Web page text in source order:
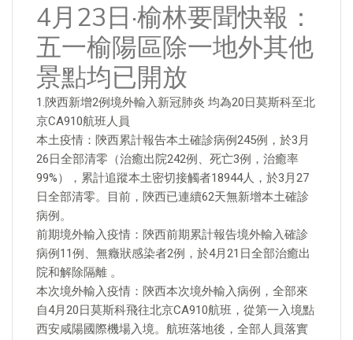
4月23日·榆林要聞快報：
五一榆陽區除一地外其他
景點均已開放
1.陝西新增2例境外輸入新冠肺炎 均為20日莫斯科至北
京CA910航班人員
本土疫情：陝西累計報告本土確診病例245例，於3月
26日全部清零（治癒出院242例、死亡3例，治癒率
99%），累計追蹤本土密切接觸者18944人，於3月27
日全部清零。目前，陝西已連續62天無新增本土確診
病例。
前期境外輸入疫情：陝西前期累計報告境外輸入確診
病例11例、無癥狀感染者2例，於4月21日全部治癒出
院和解除隔離 。
本次境外輸入疫情：陝西本次境外輸入病例，全部來
自4月20日莫斯科飛往北京CA910航班，從第一入境點
西安咸陽國際機場入境。航班落地後，全部人員落實